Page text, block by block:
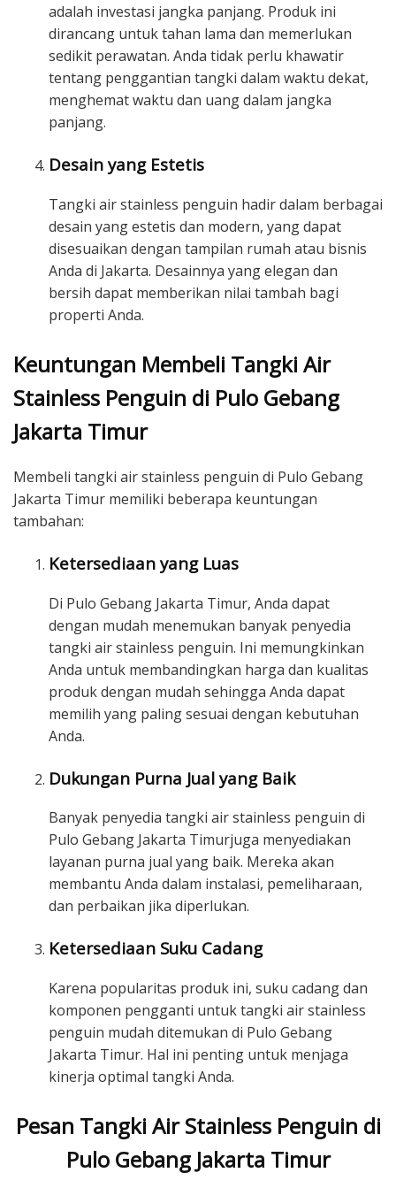
adalah investasi jangka panjang. Produk ini
dirancang untuk tahan lama dan memerlukan
sedikit perawatan. Anda tidak perlu khawatir
tentang penggantian tangki dalam waktu dekat,
menghemat waktu dan uang dalam jangka
panjang.
Desain yang Estetis
Tangki air stainless penguin hadir dalam berbagai
desain yang estetis dan modern, yang dapat
disesuaikan dengan tampilan rumah atau bisnis
Anda di Jakarta. Desainnya yang elegan dan
bersih dapat memberikan nilai tambah bagi
properti Anda.
Keuntungan Membeli Tangki Air
Stainless Penguin di Pulo Gebang
Jakarta Timur
Membeli tangki air stainless penguin di Pulo Gebang
Jakarta Timur memiliki beberapa keuntungan
tambahan:
Ketersediaan yang Luas
Di Pulo Gebang Jakarta Timur, Anda dapat
dengan mudah menemukan banyak penyedia
tangki air stainless penguin. Ini memungkinkan
Anda untuk membandingkan harga dan kualitas
produk dengan mudah sehingga Anda dapat
memilih yang paling sesuai dengan kebutuhan
Anda.
Dukungan Purna Jual yang Baik
Banyak penyedia tangki air stainless penguin di
Pulo Gebang Jakarta Timurjuga menyediakan
layanan purna jual yang baik. Mereka akan
membantu Anda dalam instalasi, pemeliharaan,
dan perbaikan jika diperlukan.
Ketersediaan Suku Cadang
Karena popularitas produk ini, suku cadang dan
komponen pengganti untuk tangki air stainless
penguin mudah ditemukan di Pulo Gebang
Jakarta Timur. Hal ini penting untuk menjaga
kinerja optimal tangki Anda.
Pesan Tangki Air Stainless Penguin di
Pulo Gebang Jakarta Timur